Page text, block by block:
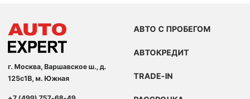
г. Москва, Варшавское ш., д.
125с1В, м. Южная
АВТО С ПРОБЕГОМ
АВТОКРЕДИТ
TRADE-IN